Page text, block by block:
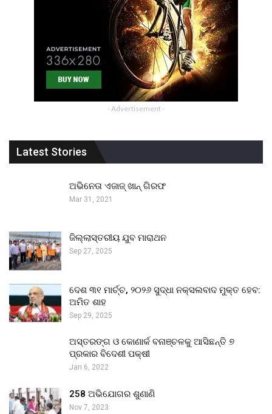
- Advertisement -
Latest Stories
ଅଭିନେତା ଏଜାଜ୍ ଖାନ୍ ଗିରଫ
Mar 31, 2021
ଜିଲ୍ଲାସ୍ତରୀୟ ଯୁବ ମାରାଥନ
Sep 27, 2025
ଦେଶ ୩୧ ମାର୍ଚ୍ଚ, ୨୦୨୬ ସୁଦ୍ଧା ନକ୍ସଲବାଦ ମୁକ୍ତ ହେବ:
ଅମିତ ଶାହ
Sep 29, 2025
ଅସ୍ତରଙ୍ଗ ଓ କୋଣାର୍କ ବନାଞ୍ଚଳକୁ ଆସିଛନ୍ତି ୭
ପ୍ରକାର ବିଦେଶୀ ପକ୍ଷୀ
Jan 6, 2022
258 ଅଭିଯୋଗର ଶୁଣାଣି
Nov 7, 2023